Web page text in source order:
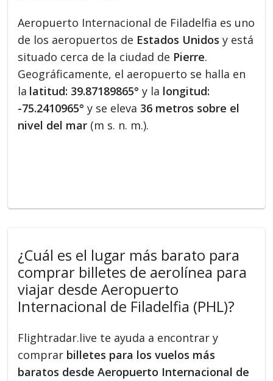
Aeropuerto Internacional de Filadelfia es uno
de los aeropuertos de Estados Unidos y está
situado cerca de la ciudad de Pierre.
Geográficamente, el aeropuerto se halla en
la latitud: 39.87189865° y la longitud:
-75.2410965° y se eleva 36 metros sobre el
nivel del mar (m s. n. m.).
¿Cuál es el lugar más barato para
comprar billetes de aerolínea para
viajar desde Aeropuerto
Internacional de Filadelfia (PHL)?
Flightradar.live te ayuda a encontrar y
comprar billetes para los vuelos más
baratos desde Aeropuerto Internacional de